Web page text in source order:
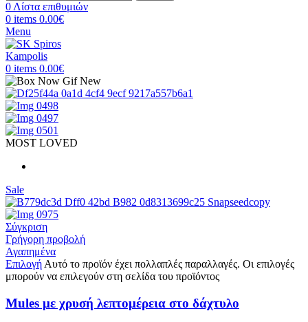
0 Λίστα επιθυμιών
0 items 0.00€
Menu
0 items 0.00€
MOST LOVED
Sale
Σύγκριση
Γρήγορη προβολή
Αγαπημένα
Επιλογή Αυτό το προϊόν έχει πολλαπλές παραλλαγές. Οι επιλογές
μπορούν να επιλεγούν στη σελίδα του προϊόντος
Mules με χρυσή λεπτομέρεια στο δάχτυλο